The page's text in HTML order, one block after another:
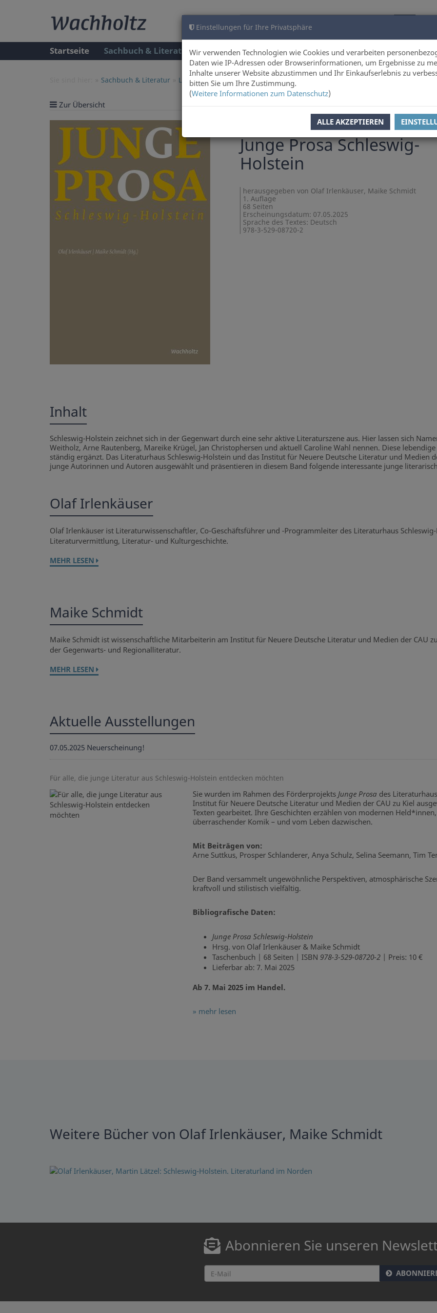
Einstellungen für Ihre Privatsphäre
Wir verwenden Technologien wie Cookies und verarbeiten
Daten wie IP-Adressen oder Browserinformationen, um Ergebnisse zu
Inhalte unserer Website abzustimmen und Ihr Einkaufserlebnis zu
bitten Sie um Ihre Zustimmung.
(Weitere Informationen zum Datenschutz)
ALLE AKZEPTIEREN
Startseite Sachbuch & Literatur Autoren Über uns
Sachbuch & Literatur Literatur
Zur Übersicht Artikel zurück Artikel 13 von 22
Maike Schmidt
Junge Prosa Schleswig-
Holstein
herausgegeben von Olaf Irlenkäuser, Maike Schmidt
1. Auflage
68 Seiten
Erscheinungsdatum: 07.05.2025
Sprache des Textes: Deutsch
978-3-529-08720-2
Inhalt
Schleswig-Holstein zeichnet sich in der Gegenwart durch eine sehr aktive Literaturszene aus. Hier lassen sich
Weitholz, Arne Rautenberg, Mareike Krügel, Jan Christophersen und aktuell Caroline Wahl nennen. Diese
ständig ergänzt. Das Literaturhaus Schleswig-Holstein und das Institut für Neuere Deutsche Literatur und Medien
junge Autorinnen und Autoren ausgewählt und präsentieren in diesem Band folgende interessante junge
Olaf Irlenkäuser
Olaf Irlenkäuser ist Literaturwissenschaftler, Co-Geschäftsführer und -Programmleiter des Literaturhaus
Literaturvermittlung, Literatur- und Kulturgeschichte.
MEHR LESEN
Maike Schmidt
Maike Schmidt ist wissenschaftliche Mitarbeiterin am Institut für Neuere Deutsche Literatur und Medien der CAU
der Gegenwarts- und Regionalliteratur.
MEHR LESEN
Aktuelle Ausstellungen
07.05.2025 Neuerscheinung!
Für alle, die junge Literatur aus Schleswig-Holstein entdecken möchten
Sie wurden im Rahmen des Förderprojekts Junge Prosa des
Institut für Neuere Deutsche Literatur und Medien der CAU zu Kiel
Texten gearbeitet. Ihre Geschichten erzählen von modernen
überraschender Komik – und vom Leben dazwischen.
Mit Beiträgen von:
Arne Suttkus, Prosper Schlanderer, Anya Schulz, Selina Seemann, Tim
Der Band versammelt ungewöhnliche Perspektiven, atmosphärische
kraftvoll und stilistisch vielfältig.
Bibliografische Daten:
Junge Prosa Schleswig-Holstein
Hrsg. von Olaf Irlenkäuser & Maike Schmidt
Taschenbuch | 68 Seiten | ISBN 978-3-529-08720-2 | Preis: 10 €
Lieferbar ab: 7. Mai 2025
Ab 7. Mai 2025 im Handel.
» mehr lesen
Weitere Bücher von Olaf Irlenkäuser, Maike Schmidt
Abonnieren Sie unseren